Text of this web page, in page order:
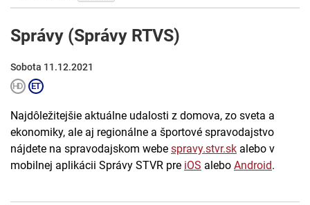
Správy (Správy RTVS)
Sobota 11.12.2021
Najdôležitejšie aktuálne udalosti z domova, zo sveta a
ekonomiky, ale aj regionálne a športové spravodajstvo
nájdete na spravodajskom webe spravy.stvr.sk alebo v
mobilnej aplikácii Správy STVR pre iOS alebo Android.